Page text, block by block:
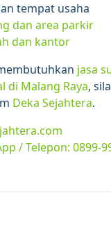
tempat usaha
dan area parkir
dan kantor
jasa
di Malang Raya,
Deka Sejahtera.
/ Telepon: 0899-